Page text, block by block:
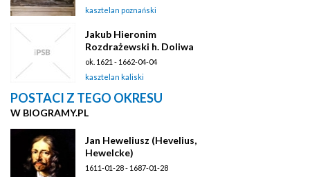
kasztelan poznański
Jakub Hieronim
Rozdrażewski h. Doliwa
ok. 1621 - 1662-04-04
kasztelan kaliski
POSTACI Z TEGO OKRESU
W BIOGRAMY.PL
Jan Heweliusz (Hevelius,
Hewelcke)
1611-01-28 - 1687-01-28